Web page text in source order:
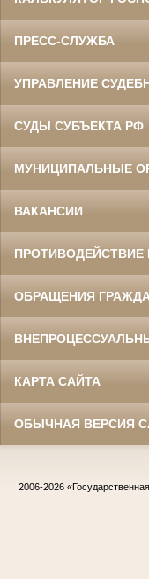
ПРЕСС-СЛУЖБА
УПРАВЛЕНИЕ
СУДЫ СУБЪЕКТА РФ
МУНИЦИПАЛЬНЫЕ
ВАКАНСИИ
ПРОТИВОДЕЙСТВИЕ
ОБРАЩЕНИЯ
КАРТА САЙТА
ОБЫЧНАЯ ВЕРСИЯ
2006-2026